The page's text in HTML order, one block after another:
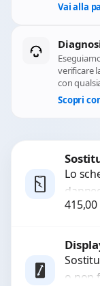
Vai alla
verificare
con
Scopri
Lo
415,00
o non